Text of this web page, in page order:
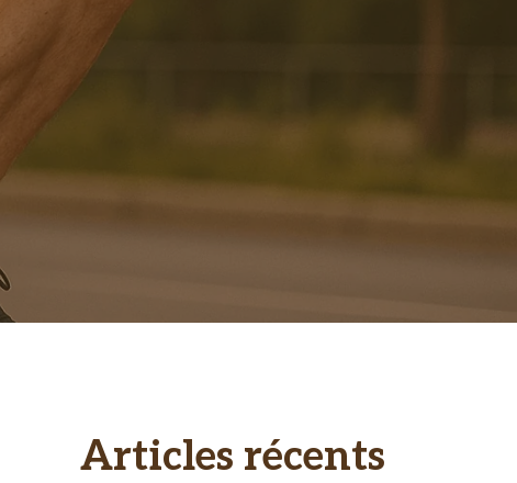
Articles récents